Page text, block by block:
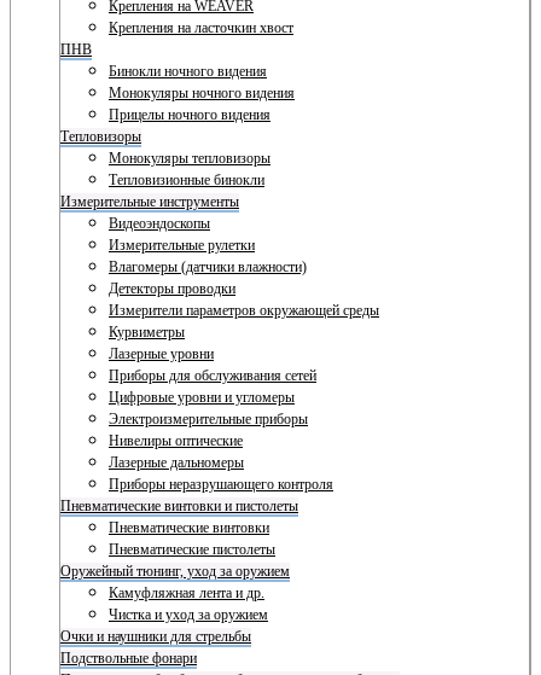
Крепления на WEAVER
Крепления на ласточкин хвост
ПНВ
Бинокли ночного видения
Монокуляры ночного видения
Прицелы ночного видения
Тепловизоры
Монокуляры тепловизоры
Тепловизионные бинокли
Измерительные инструменты
Видеоэндоскопы
Измерительные рулетки
Влагомеры (датчики влажности)
Детекторы проводки
Измерители параметров окружающей среды
Курвиметры
Лазерные уровни
Приборы для обслуживания сетей
Цифровые уровни и угломеры
Электроизмерительные приборы
Нивелиры оптические
Лазерные дальномеры
Приборы неразрушающего контроля
Пневматические винтовки и пистолеты
Пневматические винтовки
Пневматические пистолеты
Оружейный тюнинг, уход за оружием
Камуфляжная лента и др.
Чистка и уход за оружием
Очки и наушники для стрельбы
Подствольные фонари